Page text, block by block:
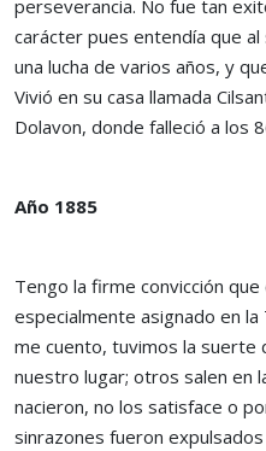
perseverancia. No fue tan
carácter pues entendía que
una lucha de varios años, y
Vivió en su casa llamada
Dolavon, donde falleció a los
Año 1885
Tengo la firme convicción
especialmente asignado en
me cuento, tuvimos la suerte
nuestro lugar; otros salen en
nacieron, no los satisface o
sinrazones fueron